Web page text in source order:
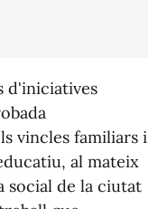
d'iniciatives
vincles familiars i
al mateix
social de la ciutat